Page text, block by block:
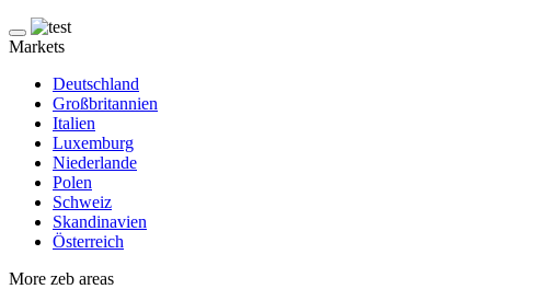
Markets
Deutschland
Großbritannien
Italien
Luxemburg
Niederlande
Polen
Schweiz
Skandinavien
Österreich
More zeb areas